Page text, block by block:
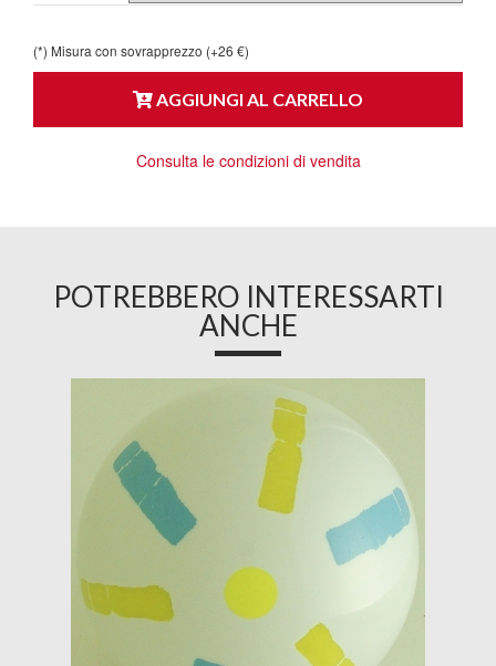
(*) Misura con sovrapprezzo (+26 €)
AGGIUNGI AL CARRELLO
Consulta le condizioni di vendita
POTREBBERO INTERESSARTI
ANCHE